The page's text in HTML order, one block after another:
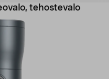
tehostevalo